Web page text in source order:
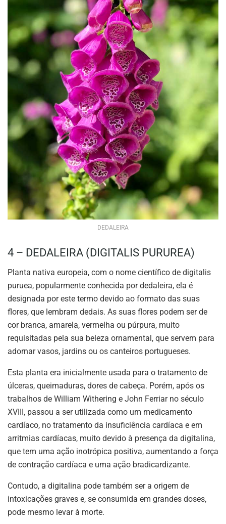
DEDALEIRA
4 – DEDALEIRA (DIGITALIS PURUREA)
Planta nativa europeia, com o nome científico de digitalis
puruea, popularmente conhecida por dedaleira, ela é
designada por este termo devido ao formato das suas
flores, que lembram dedais. As suas flores podem ser de
cor branca, amarela, vermelha ou púrpura, muito
requisitadas pela sua beleza ornamental, que servem para
adornar vasos, jardins ou os canteiros portugueses.
Esta planta era inicialmente usada para o tratamento de
úlceras, queimaduras, dores de cabeça. Porém, após os
trabalhos de William Withering e John Ferriar no século
XVIII, passou a ser utilizada como um medicamento
cardíaco, no tratamento da insuficiência cardíaca e em
arritmias cardíacas, muito devido à presença da digitalina,
que tem uma ação inotrópica positiva, aumentando a força
de contração cardíaca e uma ação bradicardizante.
Contudo, a digitalina pode também ser a origem de
intoxicações graves e, se consumida em grandes doses,
pode mesmo levar à morte.